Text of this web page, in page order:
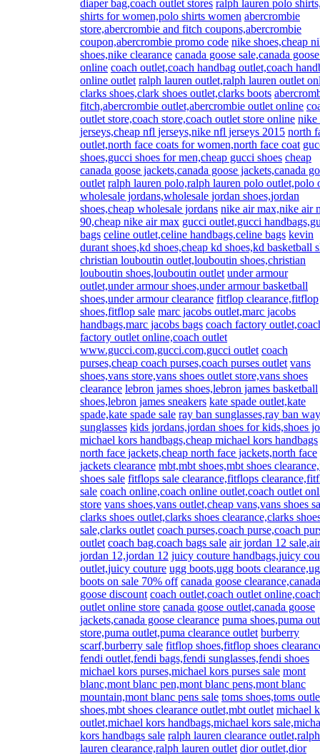
diaper bag,coach outlet stores ralph lauren polo
shirts for women,polo shirts women abercrombie
store,abercrombie and fitch coupons,abercrombie
coupon,abercrombie promo code nike shoes,cheap
shoes,nike clearance canada goose sale,canada
online coach outlet,coach handbag outlet,coach
online outlet ralph lauren outlet,ralph lauren outlet
clarks shoes,clark shoes outlet,clarks boots
fitch,abercrombie outlet,abercrombie outlet online
outlet store,coach store,coach outlet store online nike
jerseys,cheap nfl jerseys,nike nfl jerseys 2015 north
outlet,north face coats for women,north face coat
shoes,gucci shoes for men,cheap gucci shoes cheap
canada goose jackets,canada goose jackets,canada
outlet ralph lauren polo,ralph lauren polo outlet,polo
wholesale jordans,wholesale jordan shoes,jordan
shoes,cheap wholesale jordans nike air max,nike air
90,cheap nike air max gucci outlet,gucci
bags celine outlet,celine handbags,celine bags kevin
durant shoes,kd shoes,cheap kd shoes,kd basketball
christian louboutin outlet,louboutin shoes,christian
louboutin shoes,louboutin outlet under armour
outlet,under armour shoes,under armour basketball
shoes,under armour clearance fitflop clearance,fitflop
shoes,fitflop sale marc jacobs outlet,marc jacobs
handbags,marc jacobs bags coach factory
factory outlet online,coach outlet
www.gucci.com,gucci.com,gucci outlet coach
purses,cheap coach purses,coach purses outlet vans
shoes,vans store,vans shoes outlet store,vans shoes
clearance lebron james shoes,lebron james basketball
shoes,lebron james sneakers kate spade outlet,kate
spade,kate spade sale ray ban sunglasses,ray ban
sunglasses kids jordans,jordan shoes for kids,shoes
michael kors handbags,cheap michael kors handbags
north face jackets,cheap north face jackets,north face
jackets clearance mbt,mbt shoes,mbt shoes
shoes sale fitflops sale clearance,fitflops
sale coach online,coach online outlet,coach outlet
store vans shoes,vans outlet,cheap vans,vans shoes
clarks shoes outlet,clarks shoes clearance,clarks
sale,clarks outlet coach purses,coach purse,coach
outlet coach bag,coach bags sale air jordan 12 sale,air
jordan 12,jordan 12 juicy couture handbags,juicy
outlet,juicy couture ugg boots,ugg boots
boots on sale 70% off canada goose clearance,canada
goose discount coach outlet,coach outlet
outlet online store canada goose outlet,canada goose
jackets,canada goose clearance puma shoes,puma
store,puma outlet,puma clearance outlet burberry
scarf,burberry sale fitflop shoes,fitflop shoes
fendi outlet,fendi bags,fendi sunglasses,fendi shoes
michael kors purses,michael kors purses sale mont
blanc,mont blanc pen,mont blanc pens,mont blanc
mountain,mont blanc pens sale toms shoes,toms
shoes,mbt shoes clearance outlet,mbt outlet michael
outlet,michael kors handbags,michael kors
kors handbags sale ralph lauren clearance outlet,ralph
lauren clearance,ralph lauren outlet dior outlet,dior